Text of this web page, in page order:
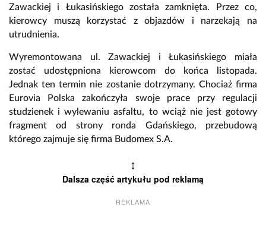
Zawackiej i Łukasińskiego została zamknięta. Przez co,
kierowcy muszą korzystać z objazdów i narzekają na
utrudnienia.
Wyremontowana ul. Zawackiej i Łukasińskiego miała
zostać udostępniona kierowcom do końca listopada.
Jednak ten termin nie zostanie dotrzymany. Chociaż firma
Eurovia Polska zakończyła swoje prace przy regulacji
studzienek i wylewaniu asfaltu, to wciąż nie jest gotowy
fragment od strony ronda Gdańskiego, przebudową
którego zajmuje się firma Budomex S.A.
↕
Dalsza część artykułu pod reklamą
REKLAMA